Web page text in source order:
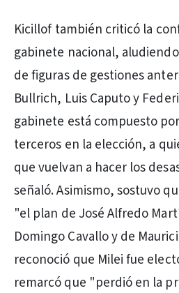
Kicillof también criticó la
gabinete nacional,
de figuras de gestiones
Bullrich, Luis Caputo y
gabinete está compuesto
terceros en la elección, a
que vuelvan a hacer los
señaló. Asimismo, sostuvo
"el plan de José Alfredo
Domingo Cavallo y de
reconoció que Milei fue
remarcó que "perdió en la